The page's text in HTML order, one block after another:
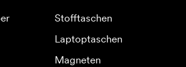
Stofftaschen
Laptoptaschen
Magneten